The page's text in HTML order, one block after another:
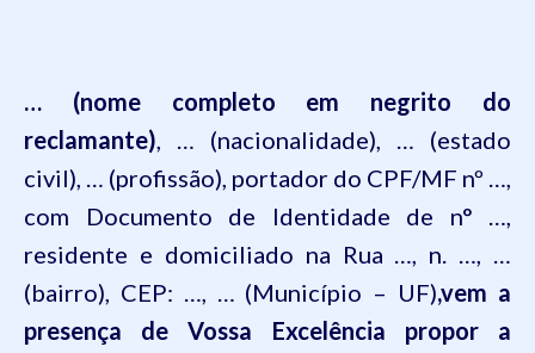
… (nome completo em negrito do
reclamante), … (nacionalidade), … (estado
civil), … (profissão), portador do CPF/MF nº …,
com Documento de Identidade de n° …,
residente e domiciliado na Rua …, n. …, …
(bairro), CEP: …, … (Município – UF),vem a
presença de Vossa Excelência propor a